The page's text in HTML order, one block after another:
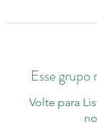
Esse
Volte para